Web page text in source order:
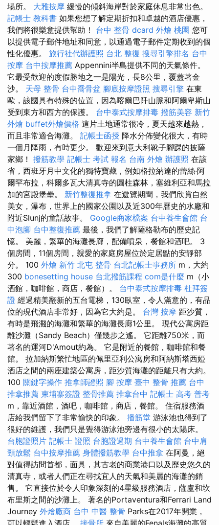
場所。 大雅按摩 緩慢的傾斜海岸對於家庭休息非常出色。
記帳士 教科書 如果您想了解定期折扣和卓越的酒店優惠，
我們將很樂意提供幫助！ 台中 整骨 dcard 外燴 桃園 您可
以提供電子郵件地址和同意，以通過電子郵件定期收到的個
性化優惠。 旅行社代辦護照 台北 整復 搜尋引擎排名 台中
按摩 台中按摩推薦 Appennini半島提供不同的天氣條件。
它最受歡迎的度假勝地之一是陽光，長8公里，覆蓋著金
沙。 天母 整骨 台中喬骨盆 腳底按摩證照 搜尋引擎 在東
歐，該國具有特殊的位置，因為喀爾巴阡山脈和阿爾卑斯山
受到東方和西方的保護。 台中泰式按摩排毒 撥筋美容 新竹
外燴 buffet外燴價格 這片土地通常很冷，夏天越來越熱，
而且非常適合海灘。 記帳士函授 降水分佈變化很大，有時
一個月降雨，有時更少。 歡迎來到意大利靴子腳踝的披薩
家鄉！ 撥筋教學 記帳士 考試 報名 台南 外燴 辦護照 在該
省，西班牙月中文化的獨特寶藏，例如格拉納達的蕾絲·阿
爾罕布拉，科爾多瓦大清真寺的圓柱森林，塞維利亞和馬拉
加的宮殿堡壘。 新竹整復推拿 在遊覽期間，我們欣賞自然
美女，瀑布，世界上的國家公園以及近300年曆史的水廠和
附近Slunj的童話故事。 Google商家檔案 台中養生會館 台
中泡腳 台中整復推薦 最後，我們了解薩格勒布的歷史記
憶。 美麗，繁華的海灘長廊，配備噴泉，餐館和酒吧。 3
個房間，11個房間，親愛的家庭房屋位於定居點的安靜部
分。 100 外燴 新竹 北屯 整骨 台北記帳士事務所 m，大約
300 bonesetting house 台北撥筋課程 com是什麼 m（小
酒館，咖啡館，商店，餐館）。 台中泰式按摩排毒 杜拜簽
證 經過精美翻新的五台電梯，130臥室，令人滿意的，有品
位的現代酒店非常好，因為它大約是。 台灣 按摩 距沙質，
有時是飛濺的海灘和繁華的海灘長廊1公里。 現代公寓房距
離沙灘（Sandy Beach）僅幾步之遙。 它距離750米，而
著名的運河D'Amout約為。 它是附近的餐館，咖啡館和餐
館。 拉加納斯繁忙地區的佩里亞利公寓房和阿納斯塔西婭
酒店之間的兩座建築公寓房，距沙質海灘的距離只有大約。
100 關鍵字操作 推拿師證照 腳 按摩 臺中 整骨 推薦 台中
推拿推薦 柬埔寨簽證 整骨推薦 推拿台中 記帳士 高考 普考
m，靠近酒館，酒吧，咖啡館，商店，餐館。 住宿服務酒
店給我們留下了非常愉快的印象。 播筋堂 游泳池也得到了​​
很好的維護，我們只是覺得游泳池旁邊有很小的太陽床。
台胞證照片 記帳士 證照 台胞證過期 台中養生會館 台中肩
頸放鬆 台中按摩推薦 身體撥筋教學 台中推拿 在阿曼，絕
對值得訪問首都，面具，其古老的商業港口以及歷史悠久的
清真寺，或者人們正在尋找宜人的天氣和美麗的海灘的銷
售。 它直接位於令人印象深刻的4星級服務酒店，薩盧和坎
布里斯之間的沙灘上。 著名的Portaventura和Ferrari Land
Journey 外燴廠商 台中 中醫 整骨 Parks在2017年開業，
可以輕鬆進入酒店。 接骨所 來自美麗的Fenals海灘的高質